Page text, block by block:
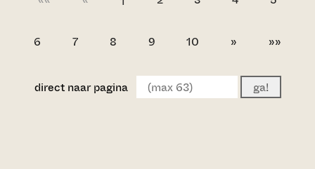
6 7 8 9 10 » »»
direct naar pagina ga!